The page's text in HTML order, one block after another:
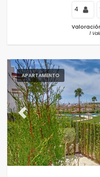
tenis, y está a 500 m de
4
1
APARTAMENTO
Previous